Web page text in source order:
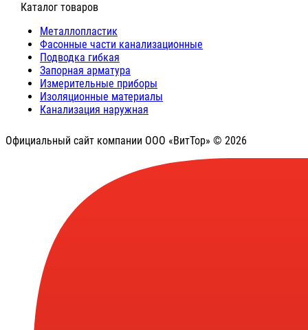
⠀Каталог товаров
Металлопластик
Фасонные части канализационные
Подводка гибкая
Запорная арматура
Измерительные приборы
Изоляционные материалы
Канализация наружная
Официальный сайт компании ООО «ВитТор» © 2026